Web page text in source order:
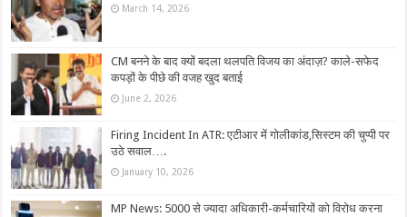
March 14, 2026
CM बनने के बाद क्यों बदला थलपति विजय का अंदाज़? काले-सफेद
कपड़ों के पीछे की वजह खुद बताई
June 2, 2026
Firing Incident In ATR: एटीआर में गोलीकांड,सिस्टम की चुप्पी पर
उठे सवाल….
January 10, 2026
MP News: 5000 से ज्यादा अधिकारी-कर्मचारियों को विरोध करना